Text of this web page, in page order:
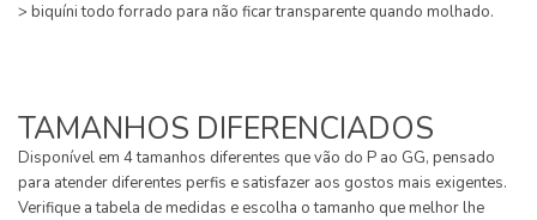
> biquíni todo forrado para não ficar transparente quando molhado.
TAMANHOS DIFERENCIADOS
Disponível em 4 tamanhos diferentes que vão do P ao GG, pensado
para atender diferentes perfis e satisfazer aos gostos mais exigentes.
Verifique a tabela de medidas e escolha o tamanho que melhor lhe